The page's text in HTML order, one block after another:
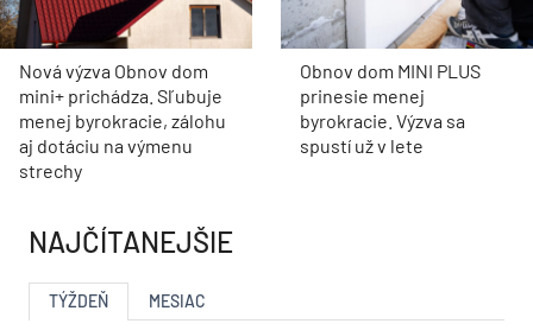
Nová výzva Obnov dom
mini+ prichádza. Sľubuje
menej byrokracie, zálohu
aj dotáciu na výmenu
strechy
Obnov dom MINI PLUS
prinesie menej
byrokracie. Výzva sa
spustí už v lete
NAJČÍTANEJŠIE
TÝŽDEŇ MESIAC